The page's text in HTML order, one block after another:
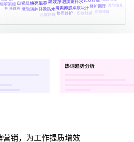
营销，为工作提质增效